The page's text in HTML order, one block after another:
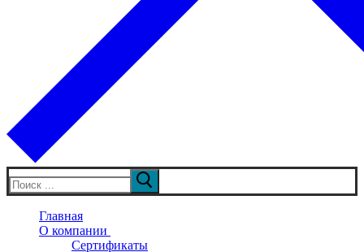
Искать:
Главная
О компании
Сертификаты